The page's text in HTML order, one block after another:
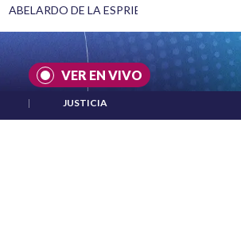
ABELARDO DE LA ESPRIELLA Y DMG
VER EN VIVO
| JUSTICIA